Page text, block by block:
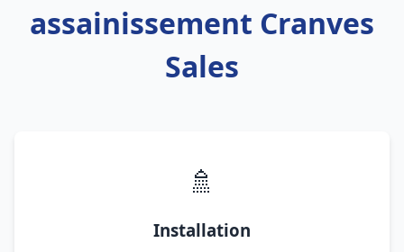
assainissement Cranves
Sales
🚿
Installation